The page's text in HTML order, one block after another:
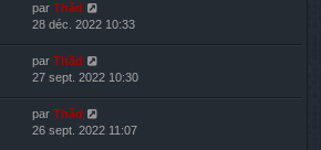
par Thãd
28 déc. 2022 10:33
par Thãd
27 sept. 2022 10:30
par Thãd
26 sept. 2022 11:07